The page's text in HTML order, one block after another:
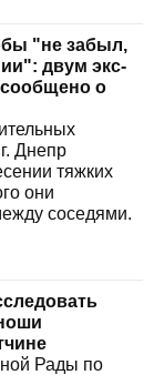
"не забыл,
двум экс-
о
Днепр
тяжких
они
соседями.
Рады по